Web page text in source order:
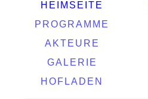
HEIMSEITE
PROGRAMME
AKTEURE
GALERIE
HOFLADEN